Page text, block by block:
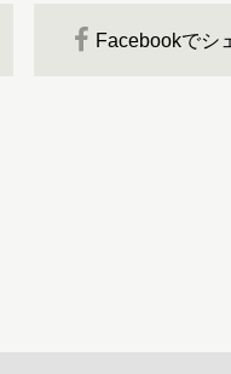
Facebookでシ